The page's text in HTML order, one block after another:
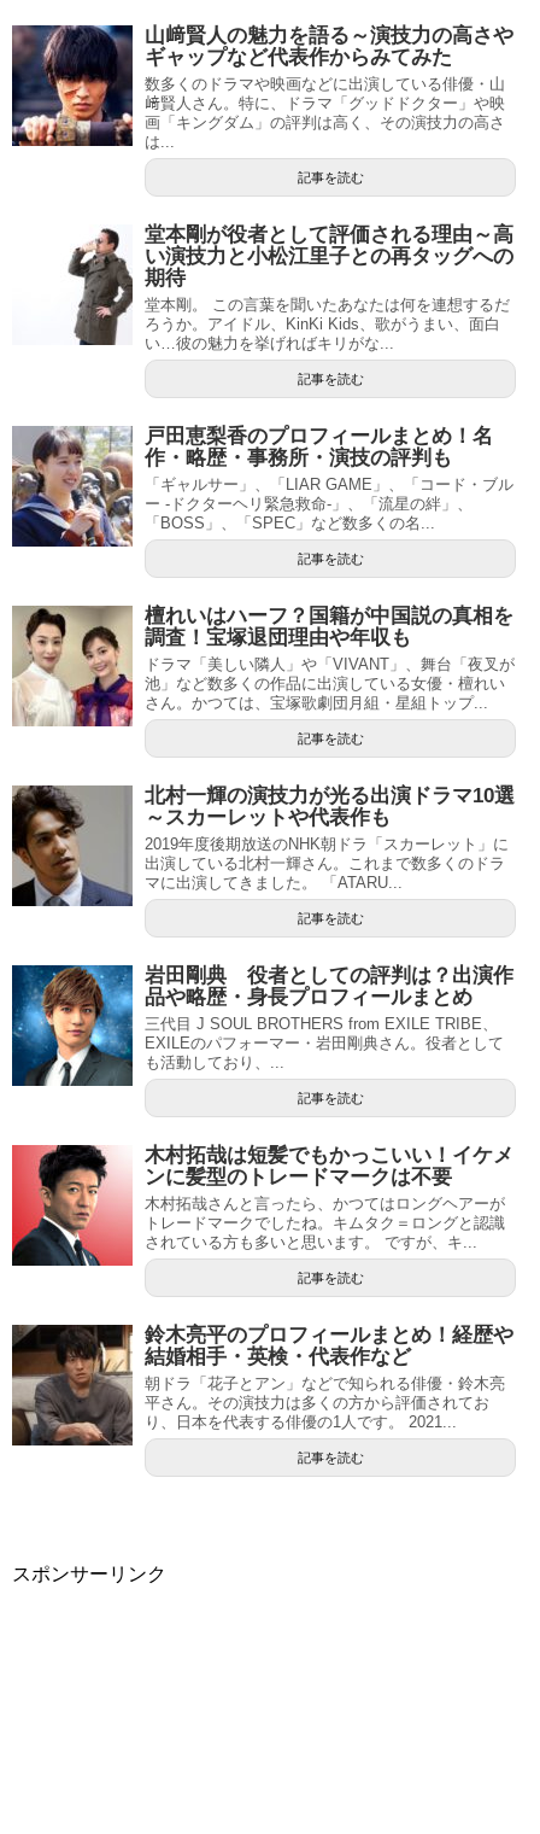
山﨑賢人の魅力を語る～演技力の高さや
ギャップなど代表作からみてみた
数多くのドラマや映画などに出演している俳優・山
﨑賢人さん。特に、ドラマ「グッドドクター」や映
画「キングダム」の評判は高く、その演技力の高さ
は...
記事を読む
堂本剛が役者として評価される理由～高
い演技力と小松江里子との再タッグへの
期待
堂本剛。 この言葉を聞いたあなたは何を連想するだ
ろうか。アイドル、KinKi Kids、歌がうまい、面白
い…彼の魅力を挙げればキリがな...
記事を読む
戸田恵梨香のプロフィールまとめ！名
作・略歴・事務所・演技の評判も
「ギャルサー」、「LIAR GAME」、「コード・ブル
ー -ドクターヘリ緊急救命-」、「流星の絆」、
「BOSS」、「SPEC」など数多くの名...
記事を読む
檀れいはハーフ？国籍が中国説の真相を
調査！宝塚退団理由や年収も
ドラマ「美しい隣人」や「VIVANT」、舞台「夜叉が
池」など数多くの作品に出演している女優・檀れい
さん。かつては、宝塚歌劇団月組・星組トップ...
記事を読む
北村一輝の演技力が光る出演ドラマ10選
～スカーレットや代表作も
2019年度後期放送のNHK朝ドラ「スカーレット」に
出演している北村一輝さん。これまで数多くのドラ
マに出演してきました。 「ATARU...
記事を読む
岩田剛典 役者としての評判は？出演作
品や略歴・身長プロフィールまとめ
三代目 J SOUL BROTHERS from EXILE TRIBE、
EXILEのパフォーマー・岩田剛典さん。役者として
も活動しており、...
記事を読む
木村拓哉は短髪でもかっこいい！イケメ
ンに髪型のトレードマークは不要
木村拓哉さんと言ったら、かつてはロングヘアーが
トレードマークでしたね。キムタク＝ロングと認識
されている方も多いと思います。 ですが、キ...
記事を読む
鈴木亮平のプロフィールまとめ！経歴や
結婚相手・英検・代表作など
朝ドラ「花子とアン」などで知られる俳優・鈴木亮
平さん。その演技力は多くの方から評価されてお
り、日本を代表する俳優の1人です。 2021...
記事を読む
スポンサーリンク